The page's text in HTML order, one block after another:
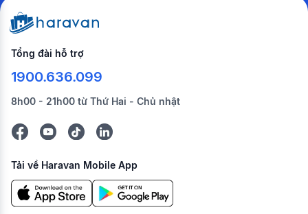
Tổng đài hỗ trợ
1900.636.099
8h00 - 21h00 từ Thứ Hai - Chủ nhật
Tải về Haravan Mobile App